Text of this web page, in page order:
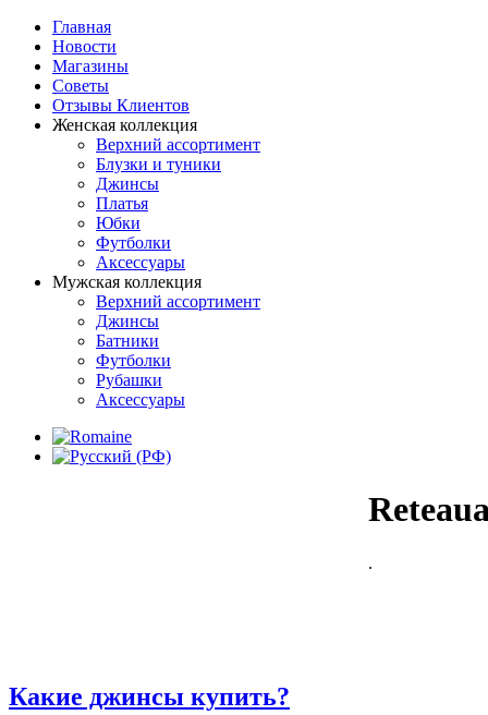
Главная
Новости
Магазины
Советы
Отзывы Клиентов
Женская коллекция
Верхний ассортимент
Блузки и туники
Джинсы
Платья
Юбки
Футболки
Аксессуары
Мужская коллекция
Верхний ассортимент
Джинсы
Батники
Футболки
Рубашки
Аксессуары
.
Какие джинсы купить?